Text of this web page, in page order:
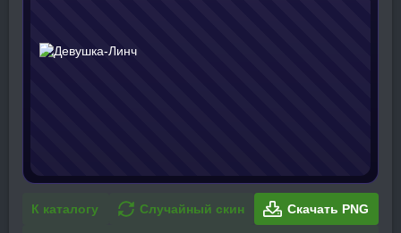
К каталогу Случайный скин Скачать PNG